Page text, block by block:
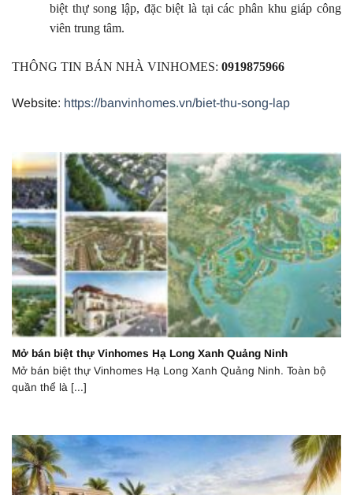
biệt thự song lập, đặc biệt là tại các phân khu giáp công
viên trung tâm.
THÔNG TIN BÁN NHÀ VINHOMES: 0919875966
Website: https://banvinhomes.vn/biet-thu-song-lap
Mở bán biệt thự Vinhomes Hạ Long Xanh Quảng Ninh
Mở bán biệt thự Vinhomes Hạ Long Xanh Quảng Ninh. Toàn bộ
quần thể là [...]